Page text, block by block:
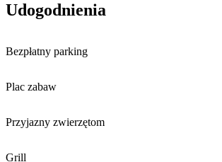
ogniskowe, które jest praktycznie
potencjalnie zepsucie kół/podbicia auta.
Udogodnienia
Bezpłatny parking
Plac zabaw
Przyjazny zwierzętom
Grill